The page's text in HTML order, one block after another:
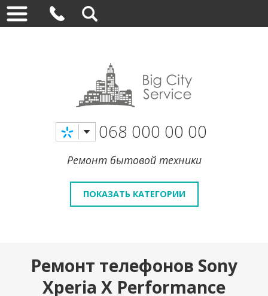
068 000 00 00
Ремонт бытовой техники
ПОКАЗАТЬ КАТЕГОРИИ
Ремонт телефонов Sony
Xperia X Performance